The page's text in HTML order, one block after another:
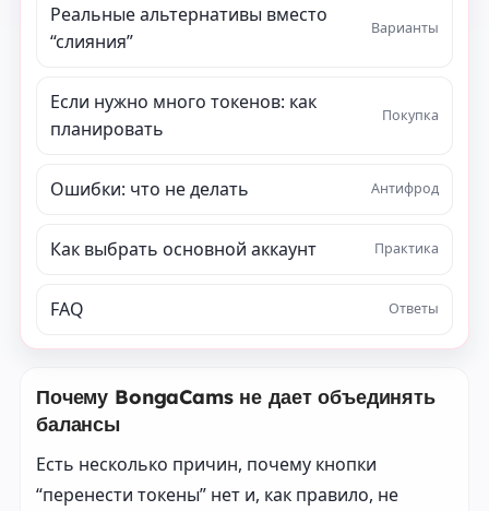
Реальные альтернативы вместо
“слияния”
Варианты
Если нужно много токенов: как
планировать
Покупка
Ошибки: что не делать Антифрод
Как выбрать основной аккаунт Практика
FAQ Ответы
Почему BongaCams не дает объединять
балансы
Есть несколько причин, почему кнопки
“перенести токены” нет и, как правило, не